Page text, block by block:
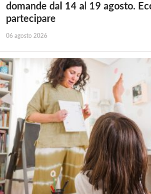
domande dal 14 al 19 agosto.
partecipare
06 agosto 2026